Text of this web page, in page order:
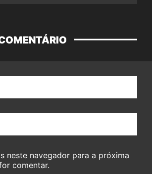
neste navegador para a próxima
comentar.